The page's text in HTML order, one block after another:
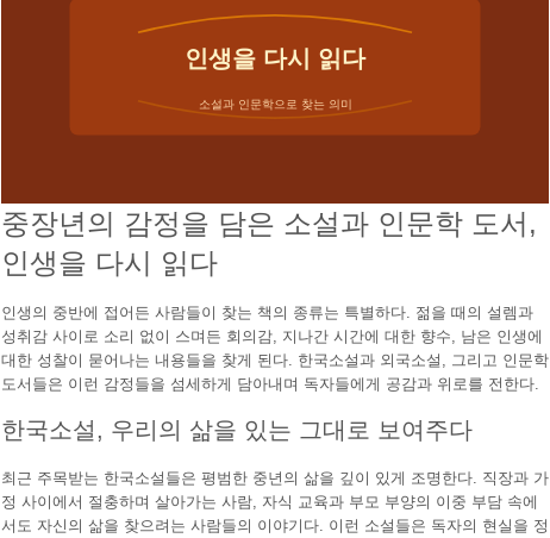
인생을 다시 읽다
소설과 인문학으로 찾는 의미
중장년의 감정을 담은 소설과 인문학 도서,
인생을 다시 읽다
인생의 중반에 접어든 사람들이 찾는 책의 종류는 특별하다. 젊을 때의 설렘과
성취감 사이로 소리 없이 스며든 회의감, 지나간 시간에 대한 향수, 남은 인생에
대한 성찰이 묻어나는 내용들을 찾게 된다. 한국소설과 외국소설, 그리고 인문학
도서들은 이런 감정들을 섬세하게 담아내며 독자들에게 공감과 위로를 전한다.
한국소설, 우리의 삶을 있는 그대로 보여주다
최근 주목받는 한국소설들은 평범한 중년의 삶을 깊이 있게 조명한다. 직장과 가
정 사이에서 절충하며 살아가는 사람, 자식 교육과 부모 부양의 이중 부담 속에
서도 자신의 삶을 찾으려는 사람들의 이야기다. 이런 소설들은 독자의 현실을 정